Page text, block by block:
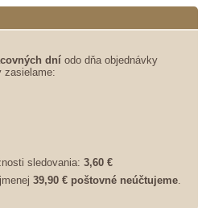
dní odo dňa objednávky
zasielame:
sledovania: 3,60 €
39,90 € poštovné neúčtujeme